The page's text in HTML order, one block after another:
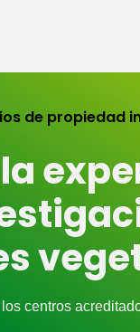
de propiedad
centros